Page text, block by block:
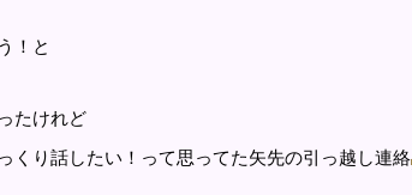
！と
たけれど
くり話したい！って思ってた矢先の引っ越し連絡